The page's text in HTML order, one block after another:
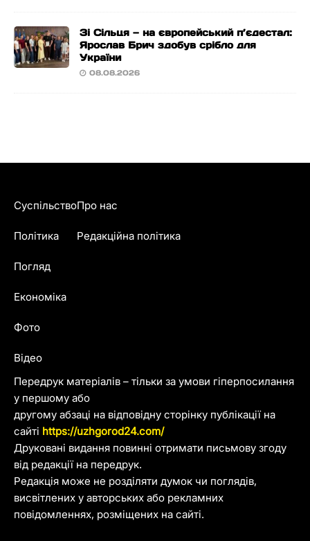
Зі Сільця — на європейський п’єдестал:
Ярослав Брич здобув срібло для
України
08.08.2026
Передрук матеріалів – тільки за умови гіперпосилання
у першому або
другому абзаці на відповідну сторінку публікації на
сайті https://uzhgorod24.com/
Друковані видання повинні отримати письмову згоду
від редакції на передрук.
Редакція може не розділяти думок чи поглядів,
висвітлених у авторських або рекламних
повідомленнях, розміщених на сайті.
Суспільство
Політика
Погляд
Економіка
Фото
Відео
Про нас
Редакційна політика